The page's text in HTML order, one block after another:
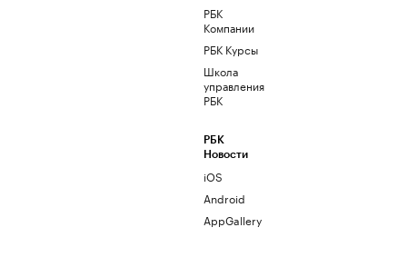
РБК
Компании
РБК Курсы
Школа
управления
РБК
РБК
Новости
iOS
Android
AppGallery